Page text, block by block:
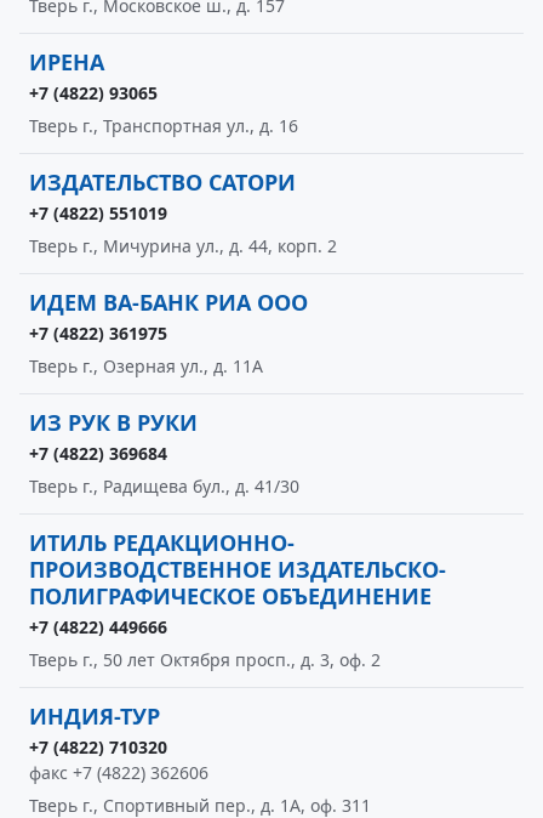
Тверь г., Московское ш., д. 157
ИРЕНА
+7 (4822) 93065
Тверь г., Транспортная ул., д. 16
ИЗДАТЕЛЬСТВО САТОРИ
+7 (4822) 551019
Тверь г., Мичурина ул., д. 44, корп. 2
ИДЕМ ВА-БАНК РИА ООО
+7 (4822) 361975
Тверь г., Озерная ул., д. 11А
ИЗ РУК В РУКИ
+7 (4822) 369684
Тверь г., Радищева бул., д. 41/30
ИТИЛЬ РЕДАКЦИОННО-
ПРОИЗВОДСТВЕННОЕ ИЗДАТЕЛЬСКО-
ПОЛИГРАФИЧЕСКОЕ ОБЪЕДИНЕНИЕ
+7 (4822) 449666
Тверь г., 50 лет Октября просп., д. 3, оф. 2
ИНДИЯ-ТУР
+7 (4822) 710320
факс +7 (4822) 362606
Тверь г., Спортивный пер., д. 1А, оф. 311